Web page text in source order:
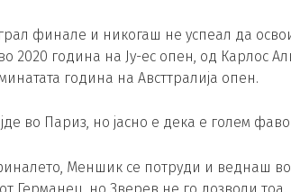
финале и никогаш не успеал да
2020 година на Ју-ес опен, од Карлос
година на Австтралија опен.
во Париз, но јасно е дека е голем
Меншик се потруди и веднаш во